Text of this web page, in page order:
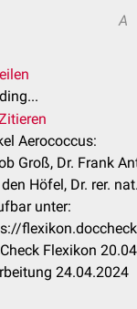
A
Aerococcus:
Groß, Dr. Frank
Höfel, Dr. rer.
unter:
Flexikon
24.04.2024